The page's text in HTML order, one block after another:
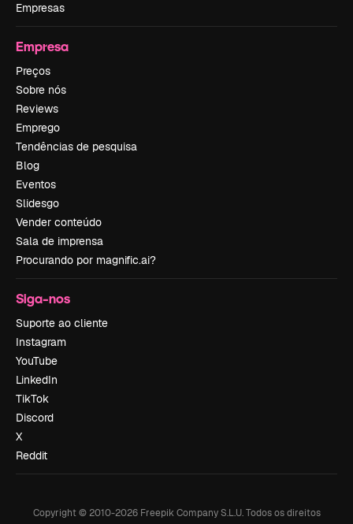
Empresas
Empresa
Preços
Sobre nós
Reviews
Emprego
Tendências de pesquisa
Blog
Eventos
Slidesgo
Vender conteúdo
Sala de imprensa
Procurando por magnific.ai?
Siga-nos
Suporte ao cliente
Instagram
YouTube
LinkedIn
TikTok
Discord
X
Reddit
Copyright © 2010-2026Freepik Company S.L.U. Todos os direitos